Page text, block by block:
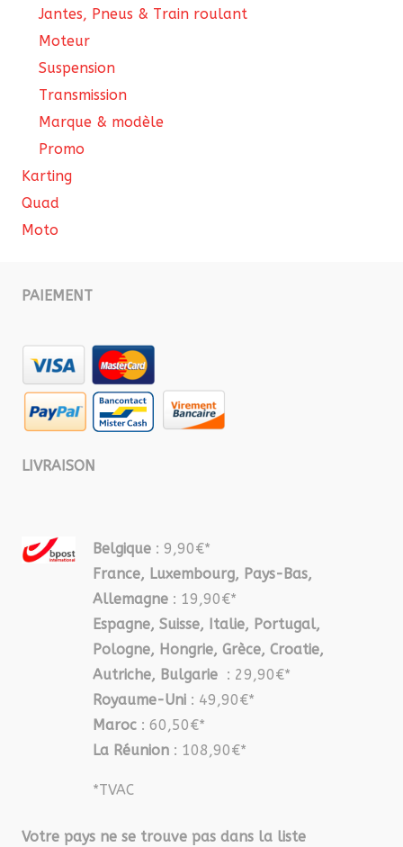
Jantes, Pneus & Train roulant
Moteur
Suspension
Transmission
Marque & modèle
Promo
Karting
Quad
Moto
PAIEMENT
LIVRAISON
Belgique : 9,90€*
France, Luxembourg, Pays-Bas,
Allemagne : 19,90€*
Espagne, Suisse, Italie, Portugal,
Pologne, Hongrie, Grèce, Croatie,
Autriche, Bulgarie : 29,90€*
Royaume-Uni : 49,90€*
Maroc : 60,50€*
La Réunion : 108,90€*
*TVAC
Votre pays ne se trouve pas dans la liste